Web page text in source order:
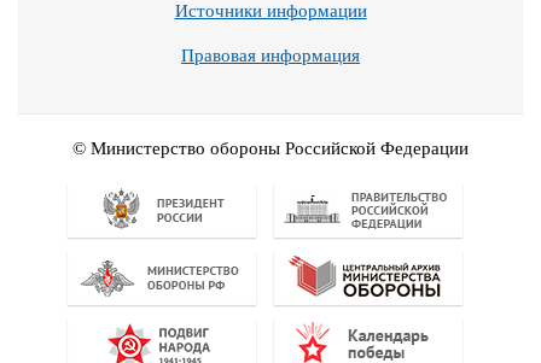
Источники информации
Правовая информация
© Министерство обороны Российской Федерации